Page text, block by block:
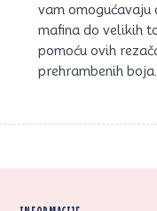
vam omogućavaju
mafina do velikih
pomoću ovih
prehrambenih boja.